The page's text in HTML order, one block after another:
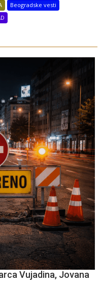
Beogradske vesti
Vujadina, Jovana